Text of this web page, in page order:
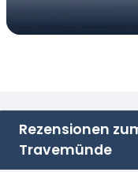
Rezensionen
Travemünde